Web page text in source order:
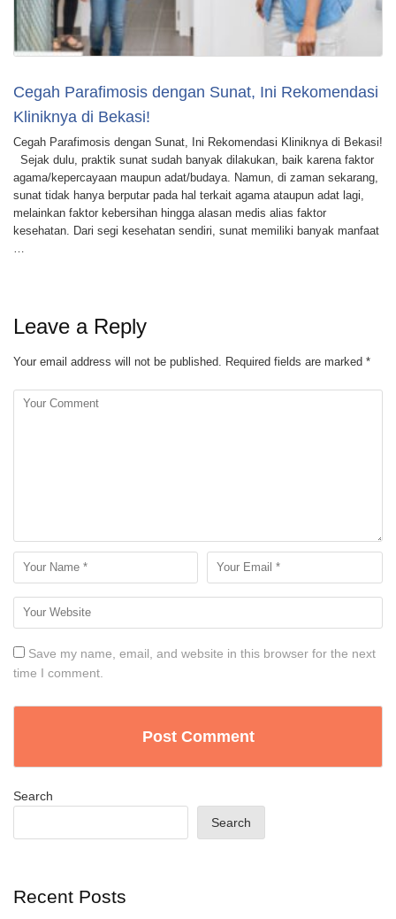
Cegah Parafimosis dengan Sunat, Ini Rekomendasi
Kliniknya di Bekasi!
Cegah Parafimosis dengan Sunat, Ini Rekomendasi Kliniknya di Bekasi!
Sejak dulu, praktik sunat sudah banyak dilakukan, baik karena faktor
agama/kepercayaan maupun adat/budaya. Namun, di zaman sekarang,
sunat tidak hanya berputar pada hal terkait agama ataupun adat lagi,
melainkan faktor kebersihan hingga alasan medis alias faktor
kesehatan. Dari segi kesehatan sendiri, sunat memiliki banyak manfaat
…
Leave a Reply
Your email address will not be published. Required fields are marked *
Save my name, email, and website in this browser for the next
time I comment.
Search
Search
Recent Posts